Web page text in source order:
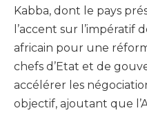
Kabba, dont le pays
l’accent sur l’impératif
africain pour une
chefs d’Etat et de
accélérer les
objectif, ajoutant que